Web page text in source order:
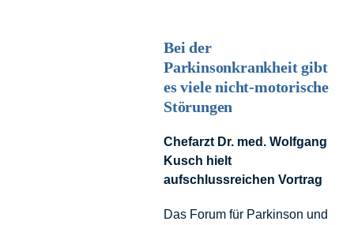
Bei der
Parkinsonkrankheit gibt
es viele nicht-motorische
Störungen
Chefarzt Dr. med. Wolfgang
Kusch hielt
aufschlussreichen Vortrag
Das Forum für Parkinson und